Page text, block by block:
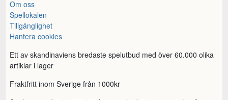
Om oss
Spellokalen
Tillgänglighet
Hantera cookies
Ett av skandinaviens bredaste spelutbud med över 60.000 olika
artiklar i lager
Fraktfritt inom Sverige från 1000kr